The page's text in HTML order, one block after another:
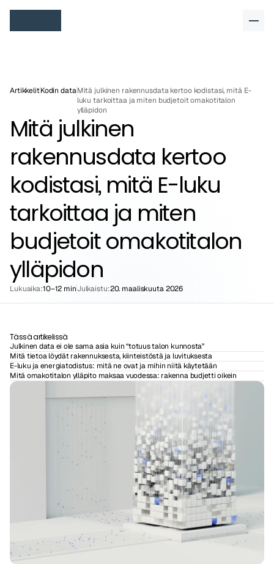
ArtikkelitKodin dataMitä julkinen rakennusdata kertoo kodistasi, mitä E-
luku tarkoittaa ja miten budjetoit omakotitalon
ylläpidon
Mitä julkinen
rakennusdata kertoo
kodistasi, mitä E-luku
tarkoittaa ja miten
budjetoit omakotitalon
ylläpidon
Lukuaika:10–12 minJulkaistu:20. maaliskuuta 2026
Tässä artikelissä
Julkinen data ei ole sama asia kuin “totuus talon kunnosta”
Mitä tietoa löydät rakennuksesta, kiinteistöstä ja luvituksesta
E-luku ja energiatodistus: mitä ne ovat ja mihin niitä käytetään
Mitä omakotitalon ylläpito maksaa vuodessa: rakenna budjetti oikein